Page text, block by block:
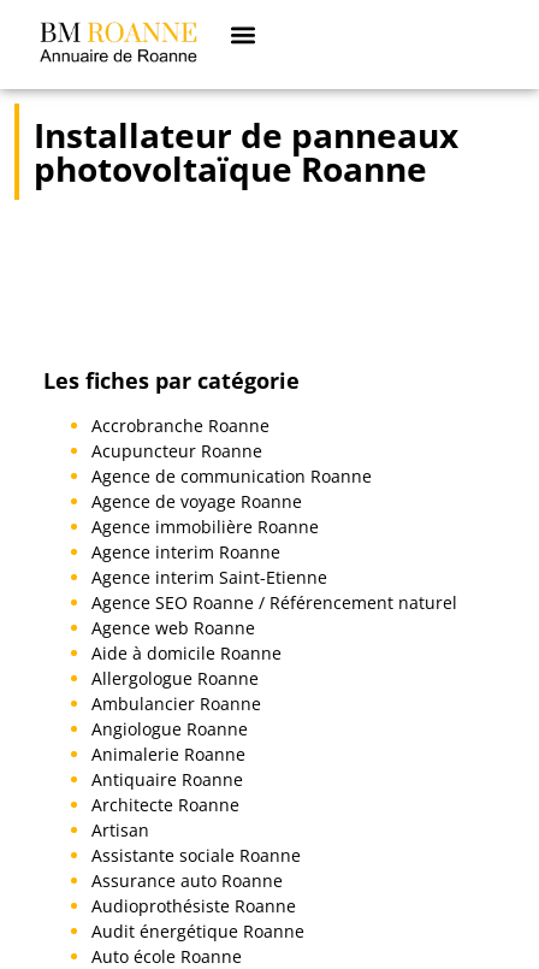
Installateur de panneaux
photovoltaïque Roanne
Les fiches par catégorie
Accrobranche Roanne
Acupuncteur Roanne
Agence de communication Roanne
Agence de voyage Roanne
Agence immobilière Roanne
Agence interim Roanne
Agence interim Saint-Etienne
Agence SEO Roanne / Référencement naturel
Agence web Roanne
Aide à domicile Roanne
Allergologue Roanne
Ambulancier Roanne
Angiologue Roanne
Animalerie Roanne
Antiquaire Roanne
Architecte Roanne
Artisan
Assistante sociale Roanne
Assurance auto Roanne
Audioprothésiste Roanne
Audit énergétique Roanne
Auto école Roanne